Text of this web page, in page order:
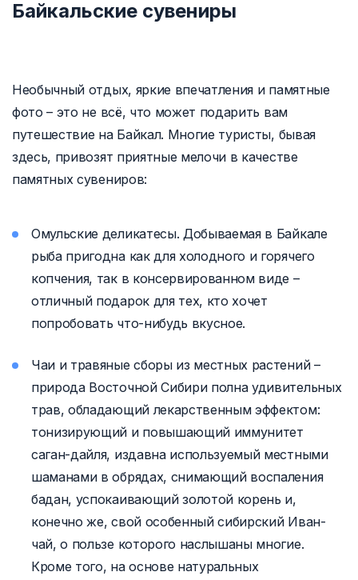
Байкальские сувениры
Необычный отдых, яркие впечатления и памятные
фото – это не всё, что может подарить вам
путешествие на Байкал. Многие туристы, бывая
здесь, привозят приятные мелочи в качестве
памятных сувениров:
Омульские деликатесы. Добываемая в Байкале
рыба пригодна как для холодного и горячего
копчения, так в консервированном виде –
отличный подарок для тех, кто хочет
попробовать что-нибудь вкусное.
Чаи и травяные сборы из местных растений –
природа Восточной Сибири полна удивительных
трав, обладающий лекарственным эффектом:
тонизирующий и повышающий иммунитет
саган-дайля, издавна используемый местными
шаманами в обрядах, снимающий воспаления
бадан, успокаивающий золотой корень и,
конечно же, свой особенный сибирский Иван-
чай, о пользе которого наслышаны многие.
Кроме того, на основе натуральных